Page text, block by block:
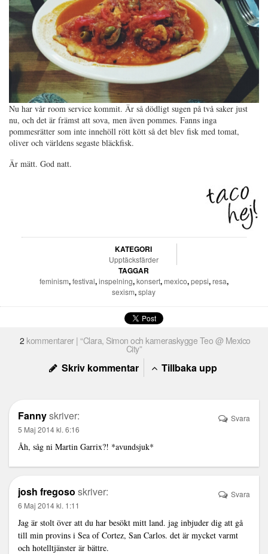
Nu har vår room service kommit. Är så dödligt sugen på två saker just
nu, och det är främst att sova, men även pommes. Fanns inga
pommesrätter som inte innehöll rött kött så det blev fisk med tomat,
oliver och världens segaste bläckfisk.
Är mätt. God natt.
KATEGORI
Upptäcksfärder
TAGGAR
feminism,festival,inspelning,konsert,mexico,pepsi,resa,
sexism,splay
2 kommentarer | “Clara, Simon och kameraskygge Teo @ Mexico
City”
Skriv kommentar Tillbaka upp
Fannyskriver:
5 Maj 2014 kl. 6:16
Åh, såg ni Martin Garrix?! *avundsjuk*
Svara
josh fregoso skriver:
6 Maj 2014 kl. 1:11
Jag är stolt över att du har besökt mitt land. jag inbjuder dig att gå
till min provins i Sea of Cortez, San Carlos. det är mycket varmt
och hotelltjänster är bättre.
Svara